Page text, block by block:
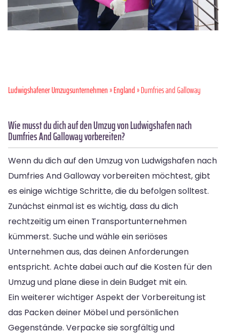
Ludwigshafener Umzugsunternehmen»England» Dumfries and Galloway
Wie musst du dich auf den Umzug von Ludwigshafen nach
Dumfries And Galloway vorbereiten?
Wenn du dich auf den Umzug von Ludwigshafen nach
Dumfries And Galloway vorbereiten möchtest, gibt
es einige wichtige Schritte, die du befolgen solltest.
Zunächst einmal ist es wichtig, dass du dich
rechtzeitig um einen Transportunternehmen
kümmerst. Suche und wähle ein seriöses
Unternehmen aus, das deinen Anforderungen
entspricht. Achte dabei auch auf die Kosten für den
Umzug und plane diese in dein Budget mit ein.
Ein weiterer wichtiger Aspekt der Vorbereitung ist
das Packen deiner Möbel und persönlichen
Gegenstände. Verpacke sie sorgfältig und